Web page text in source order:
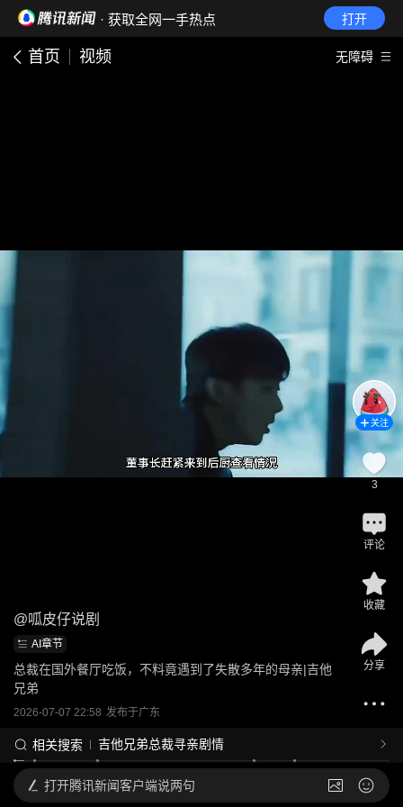
· 获取全网一手热点 打开
首页 视频 无障碍
@呱皮仔说剧
AI章节
总裁在国外餐厅吃饭，不料竟遇到了失散多年的母亲|吉他
兄弟
2026-07-07 22:58 发布于广东
相关搜索 吉他兄弟总裁寻亲剧情
关注
3
评论
收藏
分享
打开腾讯新闻客户端说两句